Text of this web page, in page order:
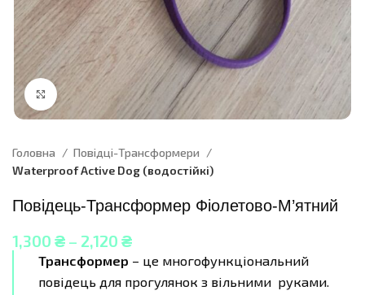
Click to enlarge
Головна
Повідці-Трансформери
Waterproof Active Dog (водостійкі)
Повідець-Трансформер Фіолетово-М’ятний
1,300 ₴ – 2,120 ₴
Трансформер – це многофункціональний
повідець для прогулянок з вільними руками.